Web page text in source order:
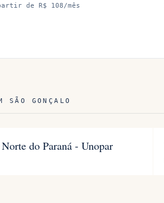
de R$ 108/mês
SÃO GONÇALO
do Paraná - Unopar